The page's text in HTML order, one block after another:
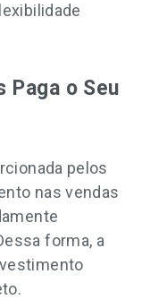
Paga o Seu
pelos
nas vendas
forma, a